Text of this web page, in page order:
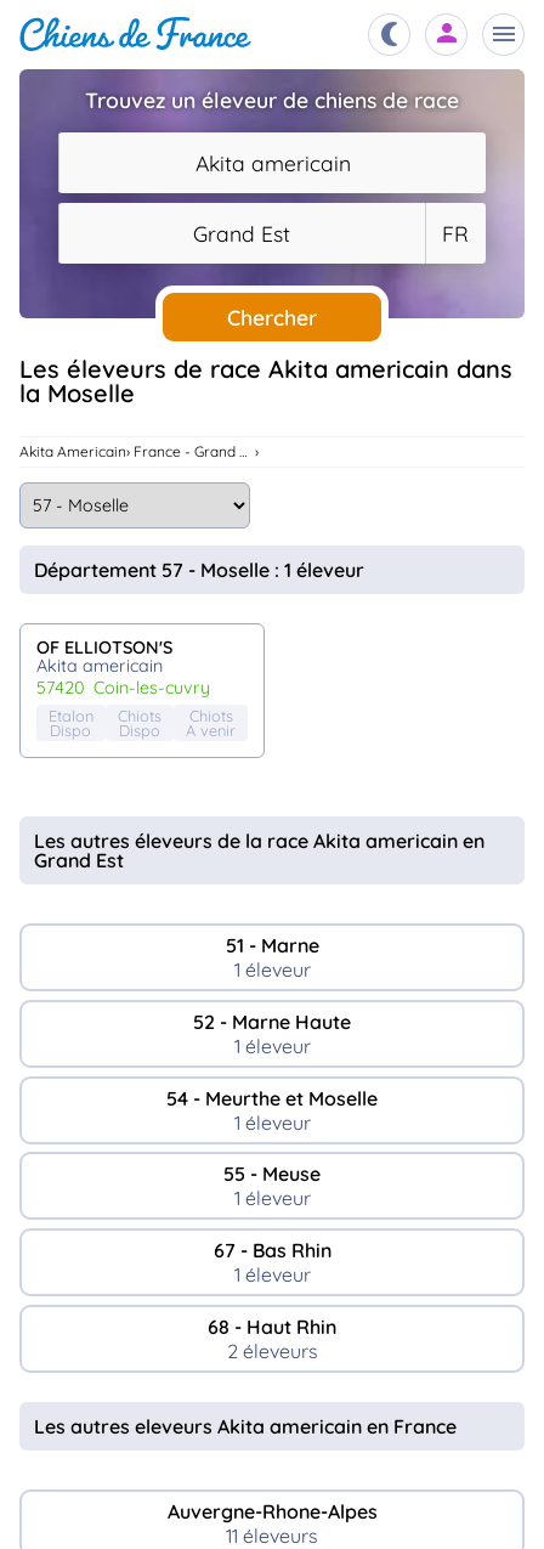
Chiots
Éleveurs
Étalons
Chiens
Services
..
Assurances
Connexion
Trouvez un éleveur de chiens de race
Akita americain
Grand Est FR
Chercher
Les éleveurs de race Akita americain dans
la Moselle
Akita Americain France - Grand Est
Département 57 - Moselle : 1 éleveur
OF ELLIOTSON'S
Akita americain
57420
coin-les-cuvry
Etalon
Dispo
Chiots
Dispo
Chiots
A venir
Les autres éleveurs de la race Akita americain en
Grand Est
51 - Marne
1 éleveur
52 - Marne Haute
1 éleveur
54 - Meurthe et Moselle
1 éleveur
55 - Meuse
1 éleveur
67 - Bas Rhin
1 éleveur
68 - Haut Rhin
2 éleveurs
Les autres eleveurs Akita americain en France
Auvergne-Rhone-Alpes
11 éleveurs